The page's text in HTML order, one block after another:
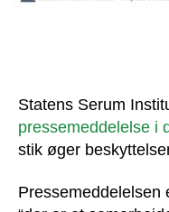
Statens Serum
pressemeddelelse i
stik øger
Pressemeddelelsen